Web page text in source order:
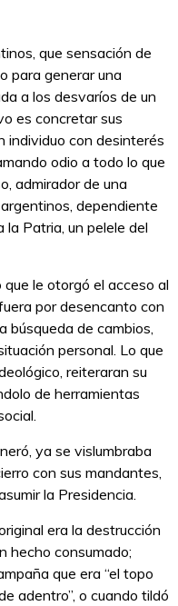
que sensación de
para generar una
a los desvaríos de un
es concretar sus
individuo con desinterés
odio a todo lo que
admirador de una
dependiente
Patria, un pelele del
le otorgó el acceso al
por desencanto con
búsqueda de cambios,
personal. Lo que
reiteraran su
de herramientas
ya se vislumbraba
con sus mandantes,
la Presidencia.
era la destrucción
hecho consumado;
que era “el topo
adentro”, o cuando tildó